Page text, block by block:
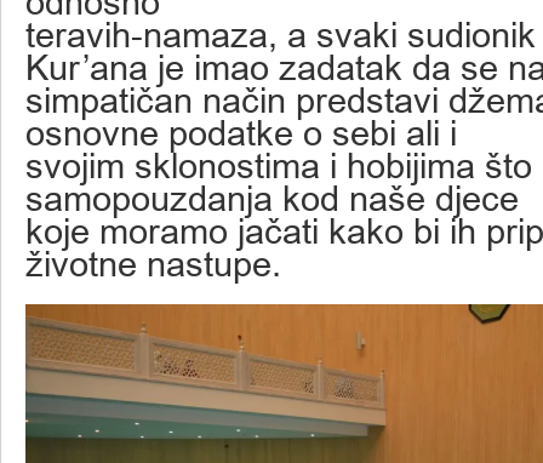
teravih-namaza, a svaki
Kur’ana je imao zadatak da se
simpatičan način predstavi
osnovne podatke o sebi ali i
svojim sklonostima i hobijima
samopouzdanja kod naše djece
koje moramo jačati kako bi ih
životne nastupe.